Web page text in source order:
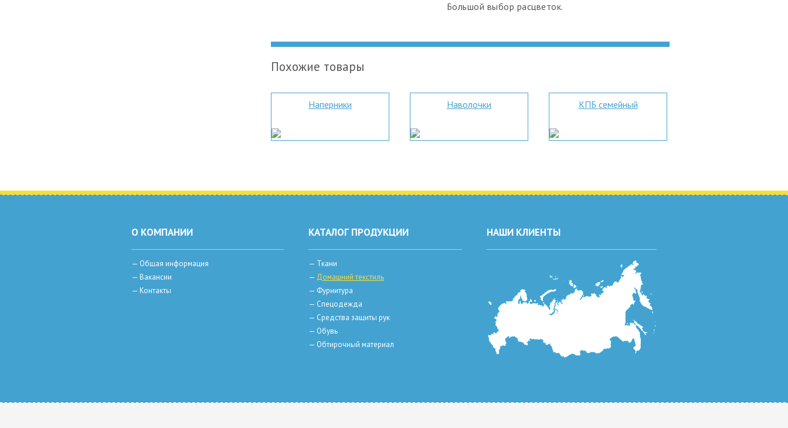
Большой выбор расцветок.
Похожие товары
Наперники Наволочки КПБ семейный
О КОМПАНИИ
— Общая информация
— Вакансии
— Контакты
КАТАЛОГ ПРОДУКЦИИ
— Ткани
— Домашний текстиль
— Фурнитура
— Спецодежда
— Средства защиты рук
— Обувь
— Обтирочный материал
НАШИ КЛИЕНТЫ